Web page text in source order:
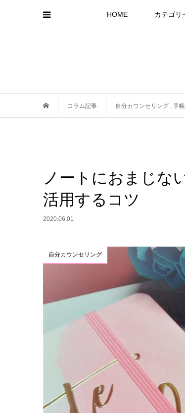
HOME カテゴリ
コラム記事 自分カウンセリング , 手
ノートにおまじな
活用するコツ
2020.06.01
自分カウンセリング